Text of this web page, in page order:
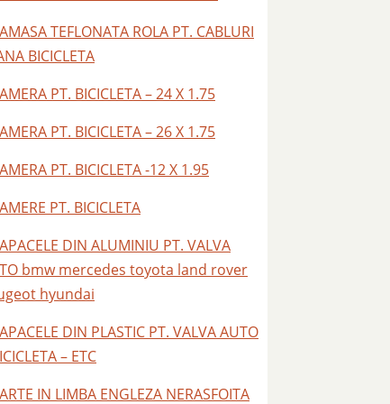
TEFLONATA ROLA PT. CABLURI
BICICLETA
PT. BICICLETA – 24 X 1.75
PT. BICICLETA – 26 X 1.75
PT. BICICLETA -12 X 1.95
PT. BICICLETA
DIN ALUMINIU PT. VALVA
bmw mercedes toyota land rover
hyundai
DIN PLASTIC PT. VALVA AUTO
– ETC
IN LIMBA ENGLEZA NERASFOITA